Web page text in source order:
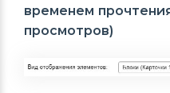
временем
просмотров)